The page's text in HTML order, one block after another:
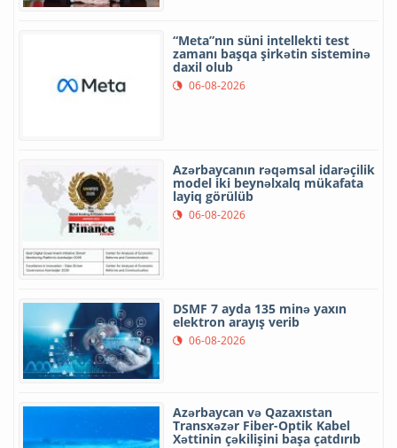
“Meta”nın süni intellekti test
zamanı başqa şirkətin sisteminə
daxil olub
06-08-2026
Azərbaycanın rəqəmsal idarəçilik
model iki beynəlxalq mükafata
layiq görülüb
06-08-2026
DSMF 7 ayda 135 minə yaxın
elektron arayış verib
06-08-2026
Azərbaycan və Qazaxıstan
Transxəzər Fiber-Optik Kabel
Xəttinin çəkilişini başa çatdırıb